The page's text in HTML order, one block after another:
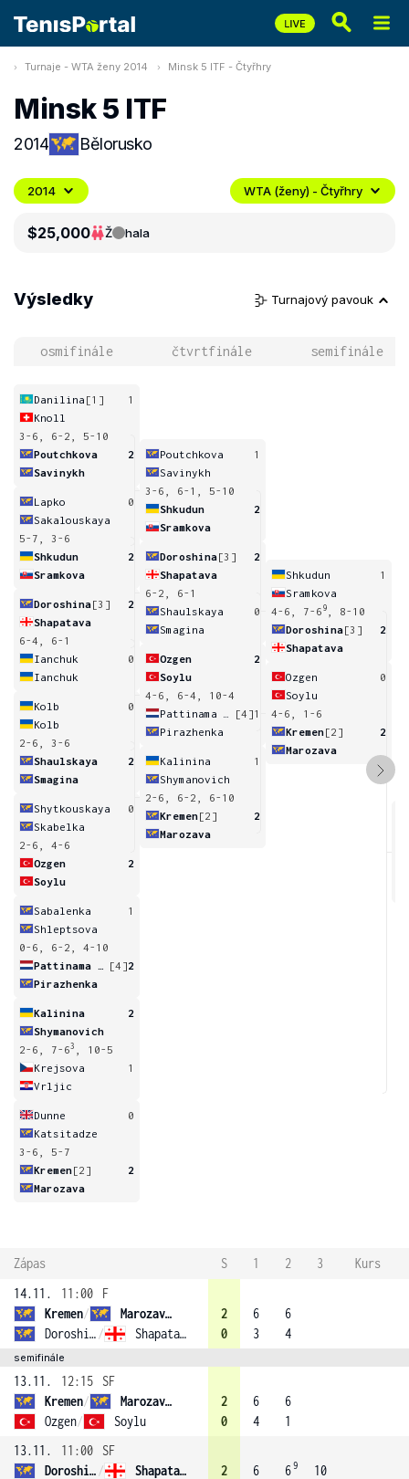
Turnaje - WTA ženy 2014 Minsk 5 ITF - Čtyřhry
Minsk 5 ITF
2014 Bělorusko
2014 WTA (ženy) - Čtyřhry
$25,000 Ž hala
Výsledky Turnajový pavouk
osmifinále čtvrtfinále semifinále
Danilina [1]
1
Knoll
3-6, 6-2, 5-10
Poutchkova
2
Savinykh
Lapko
0
Sakalouskaya
5-7, 3-6
Shkudun
2
Sramkova
Doroshina[3]
2
Shapatava
6-4, 6-1
Ianchuk
0
Ianchuk
Kolb
0
Kolb
2-6, 3-6
Shaulskaya
2
Smagina
Shytkouskaya
0
Skabelka
2-6, 4-6
Ozgen
2
Soylu
Sabalenka
1
Shleptsova
0-6, 6-2, 4-10
[4]2
Pirazhenka
Kalinina
2
Shymanovich
2-6, 7-63
, 10-5
Krejsova
1
Vrljic
Dunne
0
Katsitadze
3-6, 5-7
Kremen[2]
2
Marozava
Poutchkova
1
Savinykh
3-6, 6-1, 5-10
Shkudun
2
Sramkova
Doroshina[3]
2
Shapatava
6-2, 6-1
Shaulskaya
0
Smagina
Ozgen
2
Soylu
4-6, 6-4, 10-4
[4]1
Pirazhenka
Kalinina
1
Shymanovich
2-6, 6-2, 6-10
Kremen[2]
2
Marozava
Shkudun
1
Sramkova
4-6, 7-6 9
, 8-10
Doroshina[3]
2
Shapatava
Ozgen
0
Soylu
4-6, 1-6
Kremen[2]
2
Marozava
Zápas S 1 2 3
Kurs
14.11.
11:00
F
Kremen/
Marozava (2)
Doroshina / Shapatava (3)
2
0
6
3
6
4
semifinále
13.11. 12:15
SF
Kremen/
Marozava (2)
Ozgen/ Soylu
2
0
6
4
6
1
13.11.
11:00
SF
Doroshina /
Shapatava (3)
2
6
69
10